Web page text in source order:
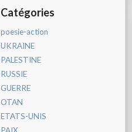
Catégories
poesie-action
UKRAINE
PALESTINE
RUSSIE
GUERRE
OTAN
ETATS-UNIS